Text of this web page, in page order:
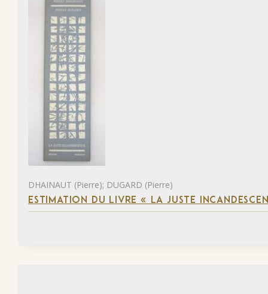
DHAINAUT (Pierre); DUGARD (Pierre)
ESTIMATION DU LIVRE « LA JUSTE